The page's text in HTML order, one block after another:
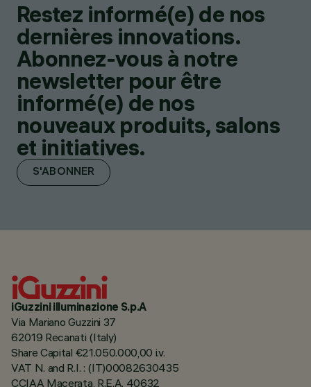
Restez informé(e) de nos
dernières innovations.
Abonnez-vous à notre
newsletter pour être
informé(e) de nos
nouveaux produits, salons
et initiatives.
S'ABONNER
iGuzzini illuminazione S.p.A
Via Mariano Guzzini 37
62019 Recanati (Italy)
Share Capital €21.050.000,00 i.v.
VAT N. and R.I. : (IT)00082630435
CCIAA Macerata, R.E.A. 40632